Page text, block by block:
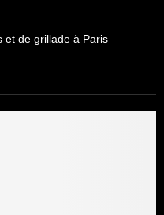
et de grillade à Paris